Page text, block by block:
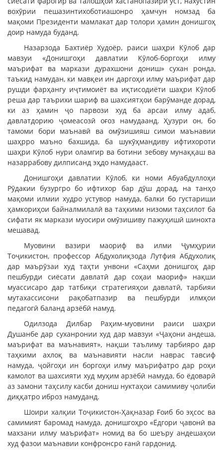
вохӯрии пешазинтихоботиашонро ҳамчун номзад ба
мақоми Президенти мамлакат дар толори ҳамин донишгоҳ
доир намуда буданд.
Назарзода Бахтиёр Худоёр, раиси шаҳри Кӯлоб дар
мавзуи «Донишгоҳи давлатии Кӯлоб-боргоҳи илму
маърифат ва маркази дурахшони дониш» сухан ронда,
таъкид намудан, ки мавқеи ин даргоҳи илму маърифат дар
рушди фарҳангу иҷтимоиёт ва иқтисодиёти шаҳри Кӯлоб
реша дар таърихи шариф ва шахсиятҳои барӯманде дорад,
ки аз ҳамин ҷо парвози худ ба арсаи илму адаб,
давлатдорию ҷомеасозӣ оғоз намудаанд. Ҳузури он, бо
тамоми бори маънавӣ ва омӯзишияш симои маънавии
шаҳрро маъно бахшида, ба шукӯҳмандиву ифтихороти
шаҳри Кӯлоб нури оламгир ва ботини зебову мунаққаш ва
назаррабову дилписанд эҳдо намудааст.
Донишгоҳи давлатии Кӯлоб, ки номи Абуабдуллоҳи
Рӯдакии бузургро бо ифтихор бар дӯш дорад, на танҳо
мақоми илмии худро устувор намуда, балки бо густариши
ҳамкориҳои байналмилалӣ ва таҳкими низоми таҳсилот ба
сифати як маркази муосири омӯзишиву пажуҳишӣ шинохта
мешавад.
Муовини вазири маориф ва илми Ҷумҳурии
Тоҷикистон, профессор Абдухолиқзода Лутфия Абдухолиқ
дар маърӯзаи худ таҳти унвони «Саҳми донишгоҳ дар
пешбурди сиёсати давлатӣ дар соҳаи маориф» нақши
муассисаро дар татбиқи стратегияҳои давлатӣ, тарбияи
мутахассисони рақобатпазир ва пешбурди илмҳои
педагогӣ баланд арзёбӣ намуд.
Одилзода Дилбар Раҳим-муовини раиси шаҳри
Душанбе дар суханронии худ дар мавзуи «Ҷаҳони андеша,
маърифат ва маънавият», нақши таълиму тарбияро дар
таҳкими ахлоқ ва маънавияти насли наврас тавсиф
намуда, ҷойгоҳи ин боргоҳи илму маърифатро дар роҳи
камолот ва шахсияти худ муҳим арзёбӣ намуда, бо ёдоварӣ
аз замони таҳсилу касби дониш нуктаҳои самимиву ҷолиби
диққатро иброз намуданд.
Шоири халқии Тоҷикистон-Ҳақназар Ғоиб бо эҳсос ва
самимият баромад намуда, донишгоҳро «Ёдгори ҷавонӣ ва
махзани илму маърифат» номид ва бо шеъру андешаҳои
худ фазои маънавии конфронсро ғанӣ гардонид.